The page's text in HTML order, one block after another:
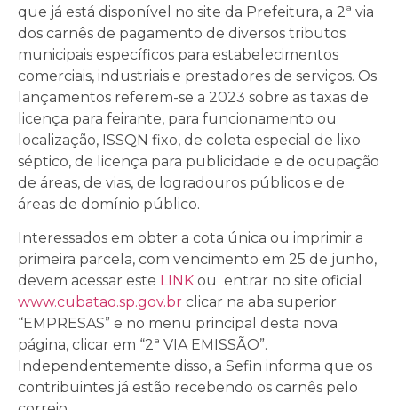
que já está disponível no site da Prefeitura, a 2ª via
dos carnês de pagamento de diversos tributos
municipais específicos para estabelecimentos
comerciais, industriais e prestadores de serviços. Os
lançamentos referem-se a 2023 sobre as taxas de
licença para feirante, para funcionamento ou
localização, ISSQN fixo, de coleta especial de lixo
séptico, de licença para publicidade e de ocupação
de áreas, de vias, de logradouros públicos e de
áreas de domínio público.
Interessados em obter a cota única ou imprimir a
primeira parcela, com vencimento em 25 de junho,
devem acessar este LINK ou entrar no site oficial
www.cubatao.sp.gov.br clicar na aba superior
“EMPRESAS” e no menu principal desta nova
página, clicar em “2ª VIA EMISSÃO”.
Independentemente disso, a Sefin informa que os
contribuintes já estão recebendo os carnês pelo